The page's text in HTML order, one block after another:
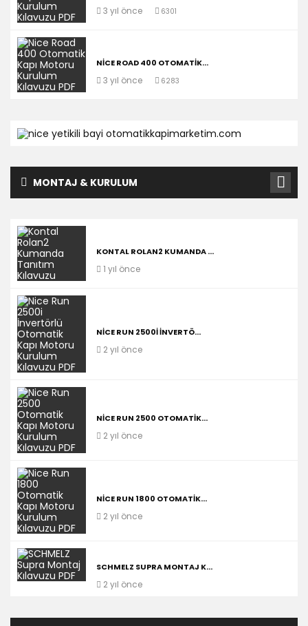
3 yıl önce 6301
NICE ROAD 400 OTOMATIK...
3 yıl önce 6283
MONTAJ & KURULUM
KONTAL ROLAN2 KUMANDA ...
1 yıl önce
NICE RUN 2500I İNVERTÖ...
2 yıl önce
NICE RUN 2500 OTOMATIK...
2 yıl önce
NICE RUN 1800 OTOMATIK...
2 yıl önce
SCHMELZ SUPRA MONTAJ K...
2 yıl önce